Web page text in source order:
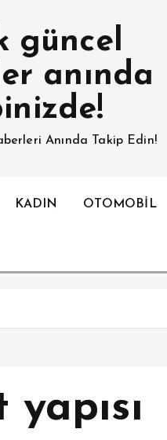
anında
Anında Takip Edin!
KADIN OTOMOBİL